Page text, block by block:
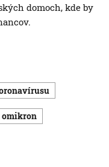
domoch, kde by
omikron